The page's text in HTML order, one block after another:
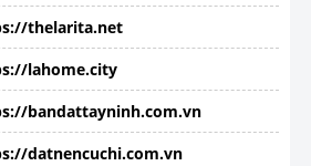
thelarita.net
lahome.city
bandattayninh.com.vn
datnencuchi.com.vn